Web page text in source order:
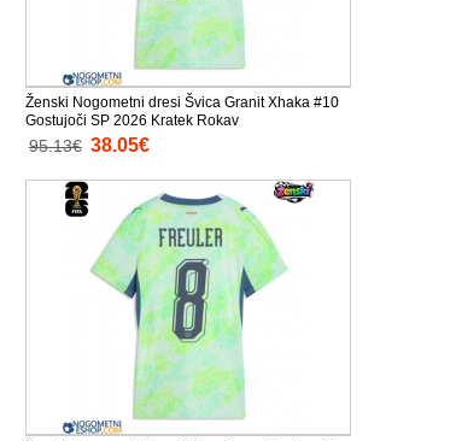
Ženski Nogometni dresi Švica Granit Xhaka #10
Gostujoči SP 2026 Kratek Rokav
95.13€ 38.05€